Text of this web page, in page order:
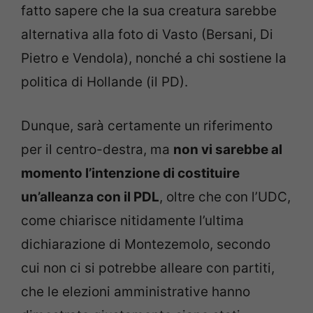
fatto sapere che la sua creatura sarebbe
alternativa alla foto di Vasto (Bersani, Di
Pietro e Vendola), nonché a chi sostiene la
politica di Hollande (il PD).
Dunque, sarà certamente un riferimento
per il centro-destra, ma non vi sarebbe al
momento l’intenzione di costituire
un’alleanza con il PDL, oltre che con l’UDC,
come chiarisce nitidamente l’ultima
dichiarazione di Montezemolo, secondo
cui non ci si potrebbe alleare con partiti,
che le elezioni amministrative hanno